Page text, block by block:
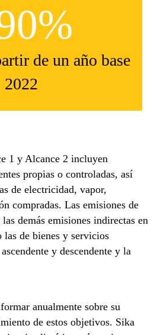
de un año base
2022
1 y Alcance 2 incluyen
propias o controladas, así
de electricidad, vapor,
compradas. Las emisiones de
demás emisiones indirectas en
las de bienes y servicios
y descendente y la
anualmente sobre su
de estos objetivos. Sika